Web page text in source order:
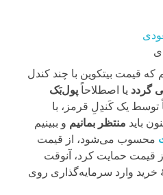
که قیمت بیتکوین با چند کندل
گردد یا اصطلاحاً پول‌بَک
توسط یک کَندِلِ قرمز، با
باید منتظر بمانیم و ببینیم
محسوب می‌شود، از قیمت
قیمت حمایت کرد، آنوقت
خرید وارد سرمایه‌گذاری روی